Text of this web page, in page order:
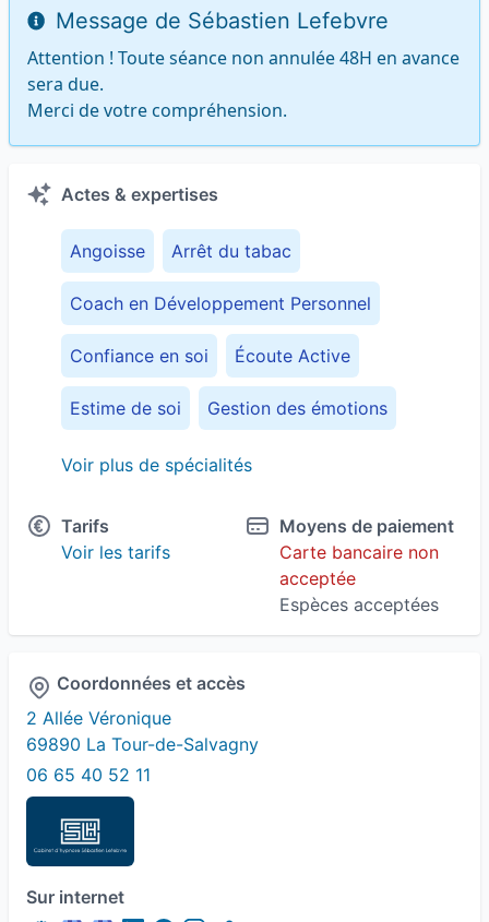
Message de Sébastien Lefebvre
Attention ! Toute séance non annulée 48H en avance
sera due.
Merci de votre compréhension.
Actes & expertises
Angoisse Arrêt du tabac
Coach en Développement Personnel
Confiance en soi Écoute Active
Estime de soi Gestion des émotions
Gestion du poids Gestion du stress
Hypnose conversationnelle
Hypnose Ericksonienne Lâcher prise
Préparation Mentale
Sevrage tabagique
Voir plus de spécialités
Tarifs
Voir les tarifs
Moyens de paiement
Carte bancaire non
acceptée
Espèces acceptées
Coordonnées et accès
2 Allée Véronique
69890 La Tour-de-Salvagny
06 65 40 52 11
Sur internet